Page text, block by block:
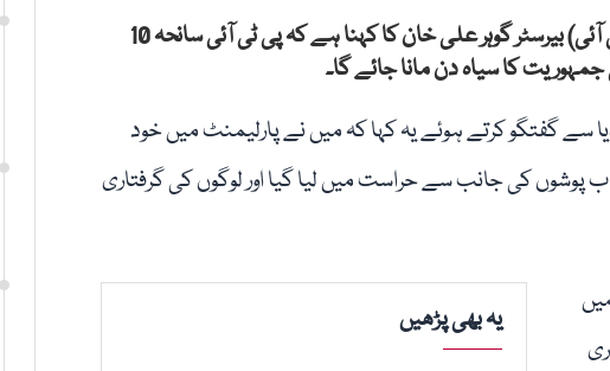
اسلام آباد، چئیرمین پاکستان تحریک انصاف (پی ٹی آئی) بیرسٹر گوہر علی خان کا کہنا ہے کہ پی ٹی آئی سانحہ 10
سے گفتگو کرتے ہوئے یہ کہا کہ میں نے پارلیمنٹ میں خود
پوشوں کی جانب سے حراست میں لیا گیا اور لوگوں کی گرفتاری
یہ بھی پڑھیں